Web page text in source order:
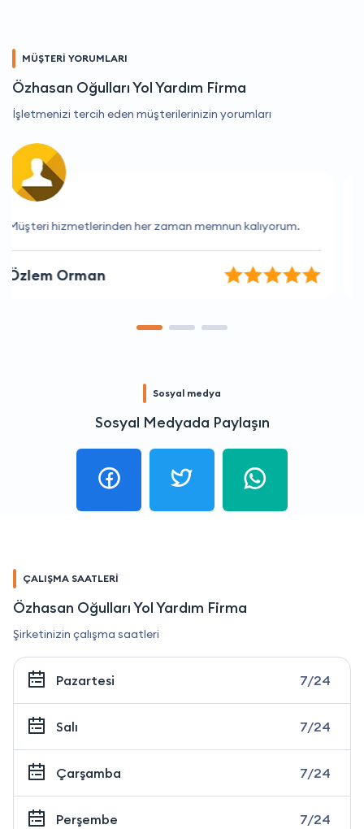
MÜŞTERİ YORUMLARI
Özhasan Oğulları Yol Yardım Firma
İşletmenizi tercih eden müşterilerinizin yorumları
Yardımcı ve bilgili personel, teşekkürler.
Rüzgar Demirtaş
Sosyal medya
Sosyal Medyada Paylaşın
ÇALIŞMA SAATLERİ
Özhasan Oğulları Yol Yardım Firma
Şirketinizin çalışma saatleri
Pazartesi 7/24
Salı 7/24
Çarşamba 7/24
Perşembe 7/24